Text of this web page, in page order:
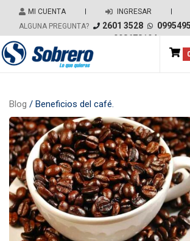
MI CUENTA | INGRESAR |
ALGUNA PREGUNTA? 2601 3528
098678194
Salir del contenido
Main Navigation
Blog / Beneficios del café.